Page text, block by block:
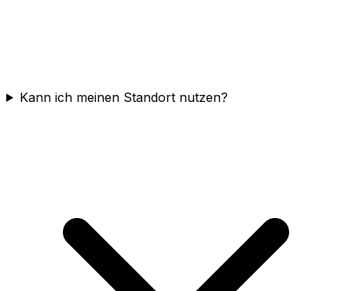
Kann ich meinen Standort nutzen?